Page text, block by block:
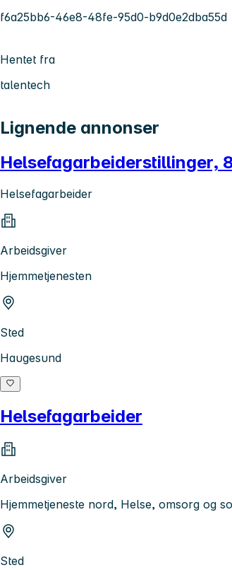
f6a25bb6-46e8-48fe-95d0-b9d0e2dba55d
Hentet fra
talentech
Lignende annonser
Helsefagarbeiderstillinger,
Helsefagarbeider
Arbeidsgiver
Hjemmetjenesten
Sted
Haugesund
Helsefagarbeider
Arbeidsgiver
Hjemmetjeneste nord, Helse, omsorg og
Sted